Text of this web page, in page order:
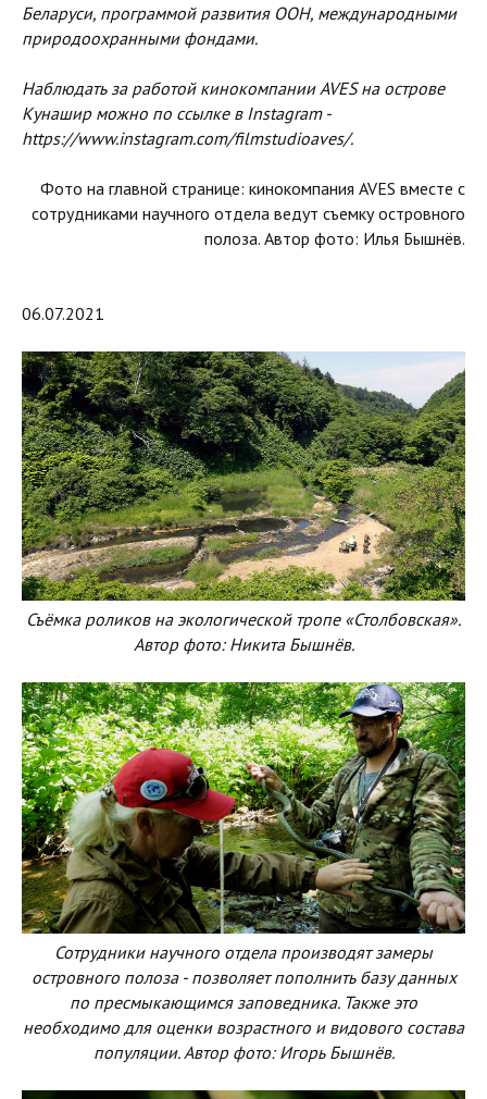
Беларуси, программой развития ООН, международными
природоохранными фондами.
Наблюдать за работой кинокомпании AVES на острове
Кунашир можно по ссылке в Instagram -
https://www.instagram.com/filmstudioaves/.
Фото на главной странице: кинокомпания AVES вместе с
сотрудниками научного отдела ведут съемку островного
полоза. Автор фото: Илья Бышнёв.
06.07.2021
Съёмка роликов на экологической тропе «Столбовская».
Автор фото: Никита Бышнёв.
Сотрудники научного отдела производят замеры
островного полоза - позволяет пополнить базу данных
по пресмыкающимся заповедника. Также это
необходимо для оценки возрастного и видового состава
популяции. Автор фото: Игорь Бышнёв.